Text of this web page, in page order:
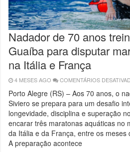
Nadador de 70 anos
Guaíba para disputar
na Itália e França
4 MESES AGO COMENTÁRIOS
Porto Alegre (RS) – Aos 70 anos, o
Siviero se prepara para um desafio
longevidade, disciplina e superação
encarar três maratonas aquáticas no
da Itália e da França, entre os meses
A preparação acontece